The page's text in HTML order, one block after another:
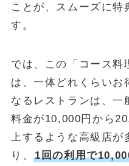
ことが、スムーズに特
す。
では、この「コース料
は、一体どれくらいお
なるレストランは、一
料金が10,000円から
上するような高級店が
り、1回の利用で